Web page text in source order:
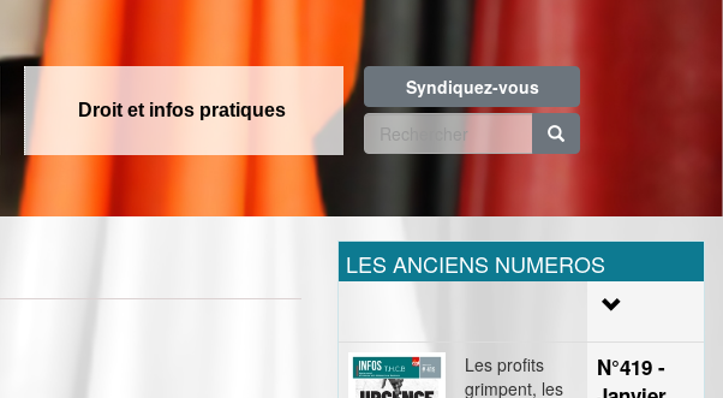
Droit et infos pratiques
Syndiquez-vous
Formulaire
recherche
LES ANCIENS NUMEROS
Les profits
grimpent, les
N°419 -